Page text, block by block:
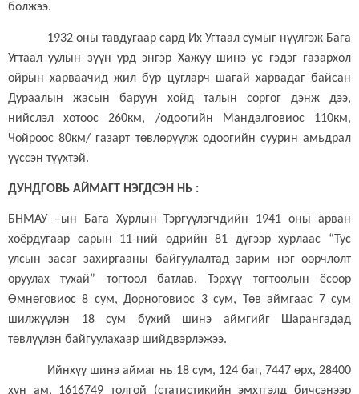
болжээ.
1932 оны тавдугаар сард Их Угтаал сумыг нүүлгэж Бага
Угтаал уулын зүүн урд энгэр Хажуу шинэ ус гэдэг газархол
ойрын харваачид жил бүр цугларч шагай харвадаг байсан
Дураалын жасын баруун хойд талын соргог дэнж дээ,
нийслэл хотоос 260км, /одоогийн Мандалговиос 110км,
Чойроос 80км/ газарт төвлөрүүлж одоогийн суурин амьдрал
үүссэн түүхтэй.
ДУНДГОВЬ АЙМАГТ НЭГДСЭН НЬ :
БНМАУ –ын Бага Хурлын Тэргүүлэгчдийн 1941 оны арван
хоёрдугаар сарын 11-ний өдрийн 81 дүгээр хурлаас “Тус
улсын засаг захиргааны байгуулалтад зарим нэг өөрчлөлт
оруулах тухай” тогтоол батлав. Тэрхүү тогтоолын ёсоор
Өмнөговиос 8 сум, Дорноговиос 3 сум, Төв аймгаас 7 сум
шилжүүлэн 18 сум бүхий шинэ аймгийг Шарангадад
төвлүүлэн байгуулахаар шийдвэрлэжээ.
Ийнхүү шинэ аймаг нь 18 сум, 124 баг, 7447 өрх, 28400
хүн ам, 1616749 толгой (статистикийн эмхтгэлд бичсэнээр